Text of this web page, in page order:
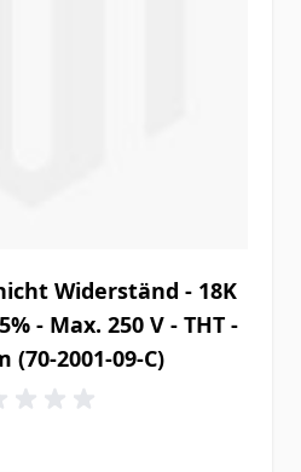
Widerständ - 18K
- Max. 250 V - THT -
(70-2001-09-C)